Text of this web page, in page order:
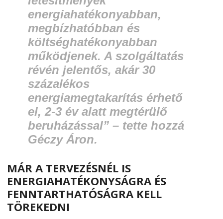
energiahatékonyabban,
megbízhatóbban és
költséghatékonyabban
működjenek. A szolgáltatás
révén jelentős, akár 30
százalékos
energiamegtakarítás érhető
el, 2-3 év alatt megtérülő
beruházással” – tette hozzá
Géczy Áron.
MÁR A TERVEZÉSNÉL IS
ENERGIAHATÉKONYSÁGRA ÉS
FENNTARTHATÓSÁGRA KELL
TÖREKEDNI